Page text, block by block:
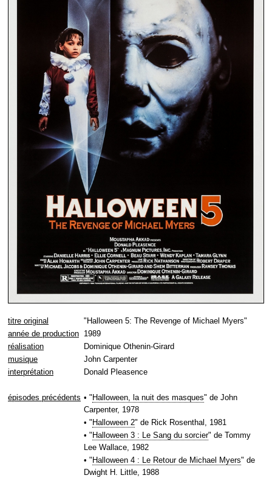
titre original
"Halloween 5: The Revenge of Michael Myers"
année de production 1989
réalisation
Dominique Othenin-Girard
musique
John Carpenter
interprétation
Donald Pleasence
épisodes précédents • "Halloween, la nuit des masques" de John
Carpenter, 1978
• "Halloween 2" de Rick Rosenthal, 1981
• "Halloween 3 : Le Sang du sorcier" de Tommy
Lee Wallace, 1982
• "Halloween 4 : Le Retour de Michael Myers" de
Dwight H. Little, 1988